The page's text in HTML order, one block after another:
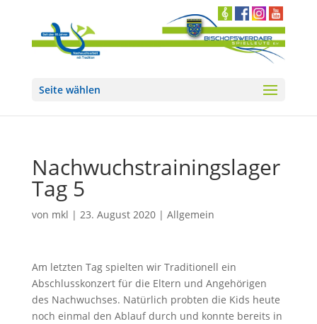
Seite wählen
Nachwuchstrainingslager
Tag 5
von mkl | 23. August 2020| Allgemein
Am letzten Tag spielten wir Traditionell ein
Abschlusskonzert für die Eltern und Angehörigen
des Nachwuchses. Natürlich probten die Kids heute
noch einmal den Ablauf durch und konnte bereits in